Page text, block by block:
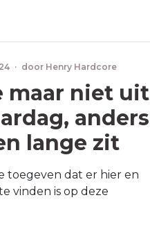
· door Henry Hardcore
maar niet uit
anders
lange zit
toegeven dat er hier en
vinden is op deze